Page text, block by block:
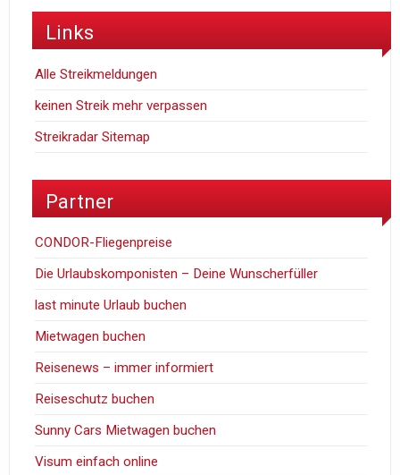
Links
Alle Streikmeldungen
keinen Streik mehr verpassen
Streikradar Sitemap
Partner
CONDOR-Fliegenpreise
Die Urlaubskomponisten – Deine Wunscherfüller
last minute Urlaub buchen
Mietwagen buchen
Reisenews – immer informiert
Reiseschutz buchen
Sunny Cars Mietwagen buchen
Visum einfach online